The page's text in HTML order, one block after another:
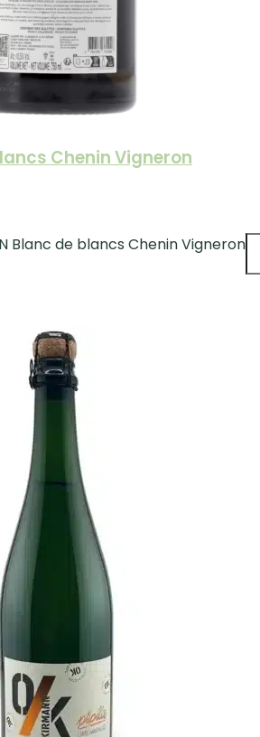
Chenin Vigneron
Blanc de blancs Chenin Vigneron